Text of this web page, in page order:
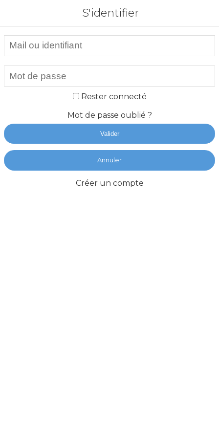
S'identifier
Rester connecté
Mot de passe oublié ?
Valider
Annuler
Créer un compte